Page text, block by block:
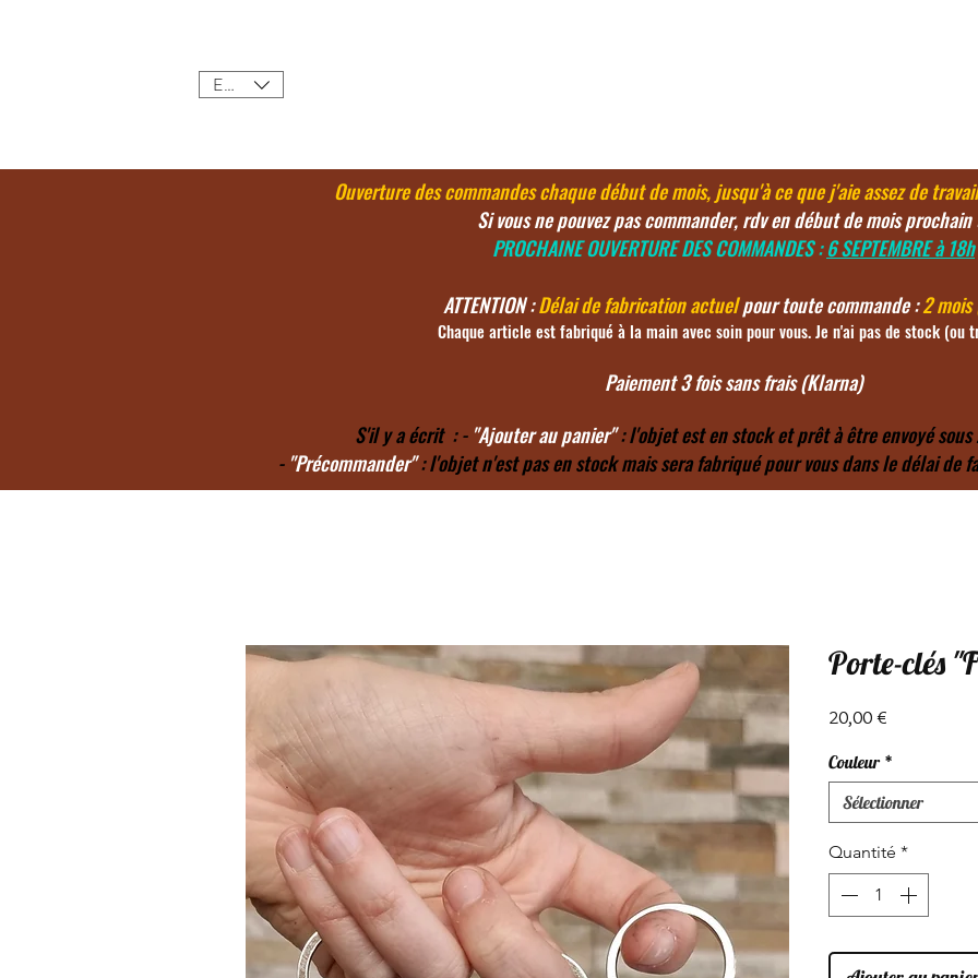
EUR (€)
Ouverture des commandes chaque début de mois, jusqu'à ceque j'aie assez de
Si vous ne pouvez pas commander, rdv en début de mois prochain
PROCHAINE OUVERTURE DES COMMANDES :6SEPTEMBRE à 18h
ATTENTION :Délai de fabrication actuelpour toute commande :2
Chaque article est fabriqué à la main avec soin pour vous. Je n'ai pas de stock (ou
Paiement 3 fois sans frais (Klarna)
S'il y a écrit : - "Ajouter au panier": l'objet est en stock et prêt à être envoyé sous
- "Précommander": l'objet n'est pas en stock mais sera fabriqué pour vous dans le délai de
Porte-clés
20,00 €Prix
Couleur *
Sélectionner
Quantité *